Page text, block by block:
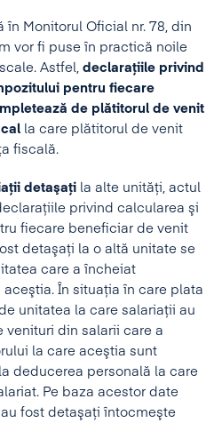
în Monitorul Oficial nr. 78, din
vor fi puse în practică noile
Astfel, declaraţiile privind
pentru fiecare
de plătitorul de venit
la care plătitorul de venit
fiscală.
detaşaţi la alte unităţi, actul
privind calcularea şi
fiecare beneficiar de venit
detaşaţi la o altă unitate se
care a încheiat
În situaţia în care plata
unitatea la care salariaţii au
venituri din salarii care a
la care aceştia sunt
deducerea personală la care
Pe baza acestor date
fost detaşaţi întocmeşte